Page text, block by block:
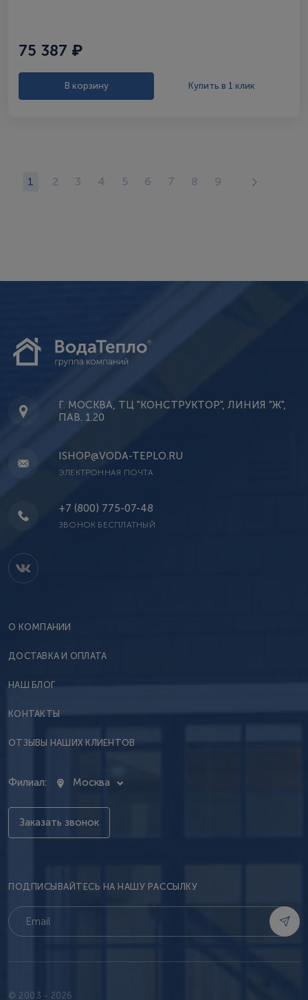
75 387 ₽
В корзину Купить в 1 клик
1 2 3 4 5 6 7 8 9
Г. МОСКВА, ТЦ "КОНСТРУКТОР", ЛИНИЯ "Ж",
ПАВ. 1.20
ISHOP@VODA-TEPLO.RU
ЭЛЕКТРОННАЯ ПОЧТА
+7 (800) 775-07-48
ЗВОНОК БЕСПЛАТНЫЙ
О КОМПАНИИ
ДОСТАВКА И ОПЛАТА
НАШ БЛОГ
КОНТАКТЫ
ОТЗЫВЫ НАШИХ КЛИЕНТОВ
Филиал: Москва
Заказать звонок
ПОДПИСЫВАЙТЕСЬ НА НАШУ РАССЫЛКУ
© 2003 - 2026